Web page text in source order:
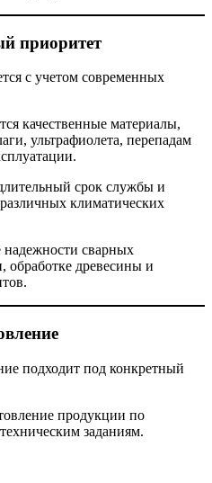
приоритет
с учетом современных
качественные материалы,
ультрафиолета, перепадам
срок службы и
климатических
сварных
обработке древесины и
подходит под конкретный
продукции по
заданиям.